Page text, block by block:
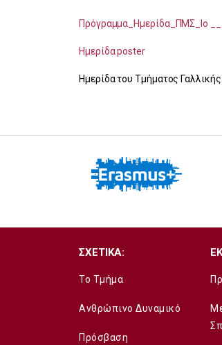
Πρόγραμμα_Ημερίδα_ΠΜΣ_Ιο
Ημερίδα poster
Ημερίδα του Τμήματος
ΣΧΕΤΙΚΑ:
Το Τμήμα
Ανθρώπινο Δυναμικό
Πρόσβαση